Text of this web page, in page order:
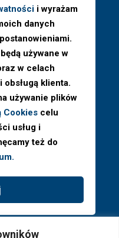
i wyrażam
danych
używane w
w celach
klienta.
używanie plików
Cookies celu
usług i
też do